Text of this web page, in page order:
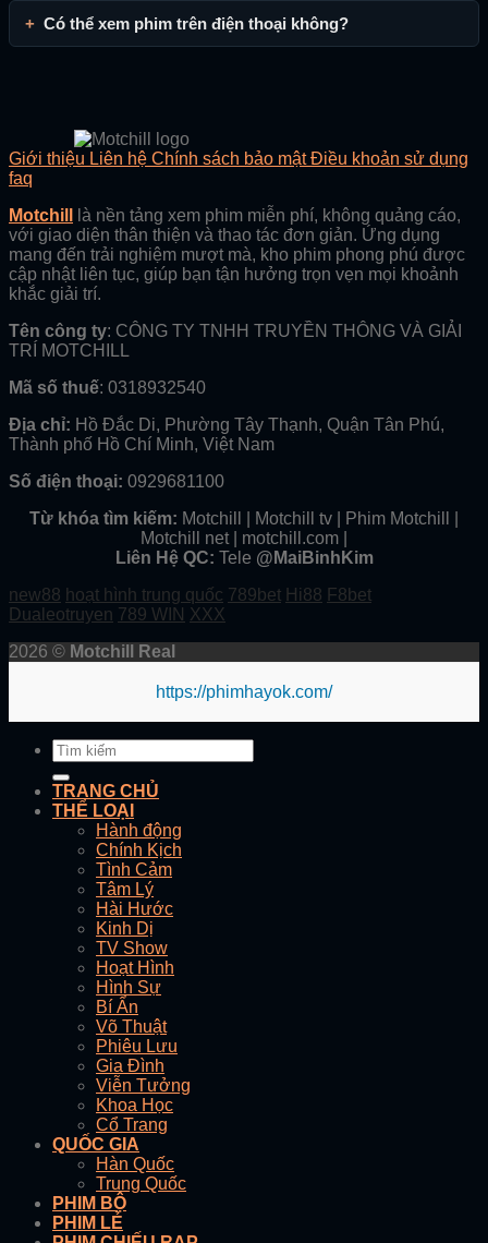
Có thể xem phim trên điện thoại không?
Giới thiệu Liên hệ Chính sách bảo mật Điều khoản sử dụng
faq
Motchill
là nền tảng xem phim miễn phí, không quảng cáo,
với giao diện thân thiện và thao tác đơn giản. Ứng dụng
mang đến trải nghiệm mượt mà, kho phim phong phú được
cập nhật liên tục, giúp bạn tận hưởng trọn vẹn mọi khoảnh
khắc giải trí.
Tên công ty: CÔNG TY TNHH TRUYỀN THÔNG VÀ GIẢI
TRÍ MOTCHILL
Mã số thuế: 0318932540
Địa chỉ: Hồ Đắc Di, Phường Tây Thạnh, Quận Tân Phú,
Thành phố Hồ Chí Minh, Việt Nam
Số điện thoại: 0929681100
Từ khóa tìm kiếm: Motchill | Motchill tv | Phim Motchill |
Motchill net | motchill.com |
Liên Hệ QC: Tele @MaiBinhKim
new88 hoạt hình trung quốc 789bet Hi88 F8bet
Dualeotruyen 789 WIN XXX
2026 © Motchill Real
https://phimhayok.com/
TRANG CHỦ
THỂ LOẠI
Hành động
Chính Kịch
Tình Cảm
Tâm Lý
Hài Hước
Kinh Dị
TV Show
Hoạt Hình
Hình Sự
Bí Ẩn
Võ Thuật
Phiêu Lưu
Gia Đình
Viễn Tưởng
Khoa Học
Cổ Trang
QUỐC GIA
Hàn Quốc
Trung Quốc
PHIM BỘ
PHIM LẺ